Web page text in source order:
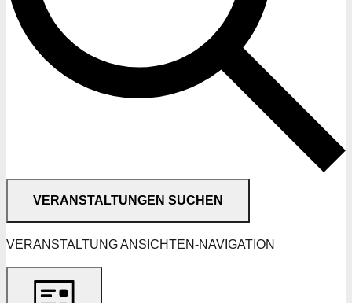
VERANSTALTUNGEN SUCHEN
VERANSTALTUNG ANSICHTEN-NAVIGATION